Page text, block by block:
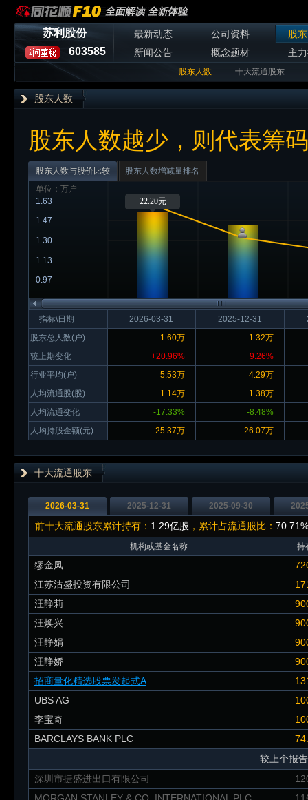
苏利股份
603585
最新动态 公司资料
股
新闻公告
概念题材 主
股东人数 十大流通股东
股东人数
股东人数越少，则代表筹
股东人数与股价比较
股东人数增减量排名
单位：万户
0.97
1.13
1.30
1.47
1.63 22.20元
指标\日期
股东总人数(户)
较上期变化
行业平均(户)
人均流通股(股)
人均流通变化
人均持股金额(元)
2026-03-31 2025-12-31
1.60万
1.32万
+20.96%
+9.26%
5.53万
4.29万
1.14万
1.38万
-17.33%
-8.48%
25.37万
26.07万
十大流通股东
2026-03-31 2025-12-31 2025-09-30
前十大流通股东累计持有： 1.29亿股 ，累计占流通股比： 70.71%
机构或基金名称 持
缪金凤
江苏沽盛投资有限公司
汪静莉
汪焕兴
汪静娟
汪静娇
招商量化精选股票发起式A
UBS AG
李宝奇
BARCLAYS BANK PLC
较上个报
深圳市捷盛进出口有限公司